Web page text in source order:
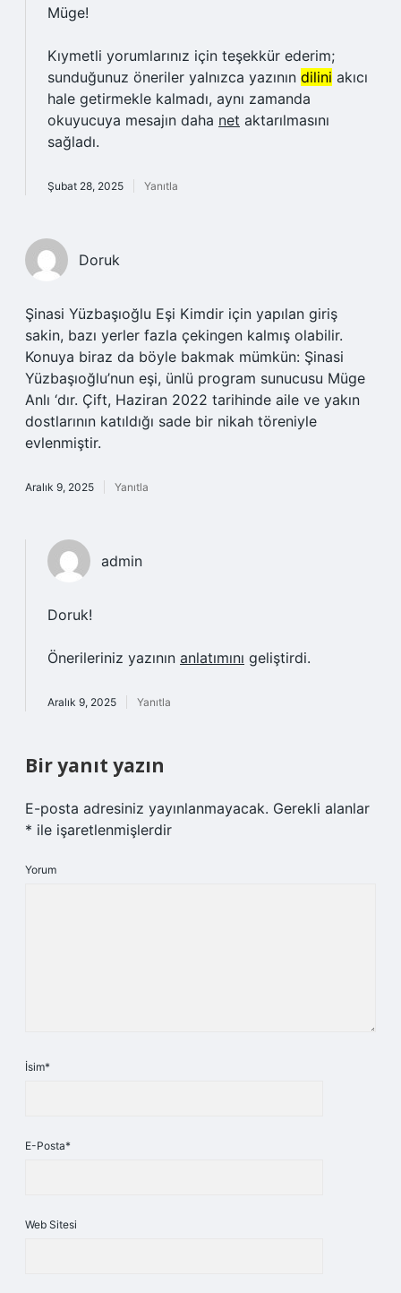
Müge!
Kıymetli yorumlarınız için teşekkür ederim;
sunduğunuz öneriler yalnızca yazının dilini akıcı
hale getirmekle kalmadı, aynı zamanda
okuyucuya mesajın daha net aktarılmasını
sağladı.
Şubat 28, 2025 Yanıtla
Doruk
Şinasi Yüzbaşıoğlu Eşi Kimdir için yapılan giriş
sakin, bazı yerler fazla çekingen kalmış olabilir.
Konuya biraz da böyle bakmak mümkün: Şinasi
Yüzbaşıoğlu’nun eşi, ünlü program sunucusu Müge
Anlı ‘dır. Çift, Haziran 2022 tarihinde aile ve yakın
dostlarının katıldığı sade bir nikah töreniyle
evlenmiştir.
Aralık 9, 2025 Yanıtla
admin
Doruk!
Önerileriniz yazının anlatımını geliştirdi.
Aralık 9, 2025 Yanıtla
Bir yanıt yazın
E-posta adresiniz yayınlanmayacak. Gerekli alanlar
* ile işaretlenmişlerdir
Yorum
İsim*
E-Posta*
Web Sitesi